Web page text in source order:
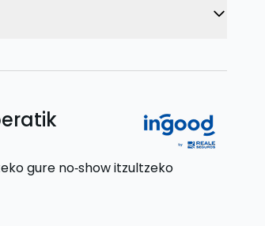
gure no‑show itzultzeko